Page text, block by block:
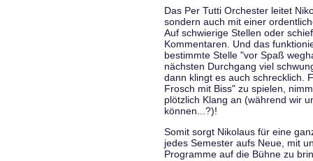
Das Per Tutti Orchester leitet
sondern auch mit einer
Auf schwierige Stellen oder
Kommentaren. Und das
bestimmte Stelle "vor Spaß
nächsten Durchgang viel
dann klingt es auch schrecklich.
Frosch mit Biss" zu spielen,
plötzlich Klang an (während wir
können...?)!
Somit sorgt Nikolaus für eine
jedes Semester aufs Neue, mit
Programme auf die Bühne zu